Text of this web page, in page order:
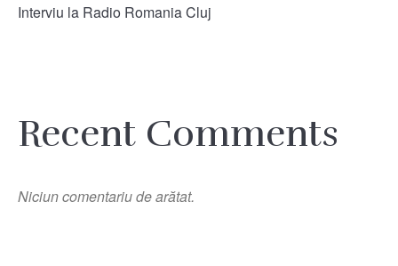
Interviu la Radio Romania Cluj
Recent Comments
Niciun comentariu de arătat.